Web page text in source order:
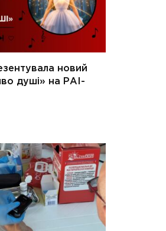
новий
душі» на РАІ-